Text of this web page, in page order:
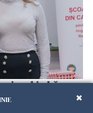
schimbă
să